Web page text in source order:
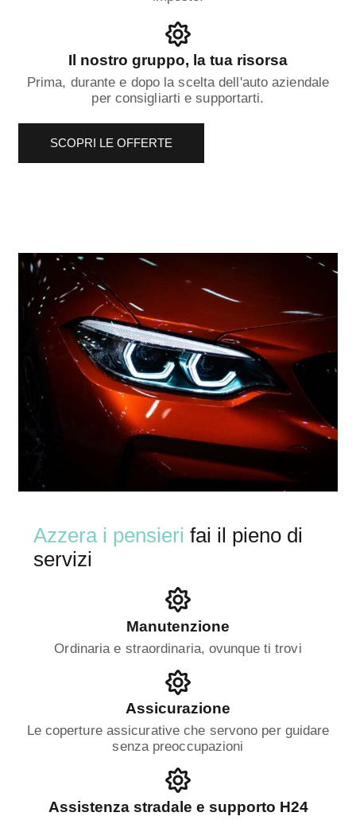
Il nostro gruppo, la tua risorsa
Prima, durante e dopo la scelta dell'auto aziendale
per consigliarti e supportarti.
SCOPRI LE OFFERTE
Azzera i pensieri fai il pieno di
servizi
Manutenzione
Ordinaria e straordinaria, ovunque ti trovi
Assicurazione
Le coperture assicurative che servono per guidare
senza preoccupazioni
Assistenza stradale e supporto H24